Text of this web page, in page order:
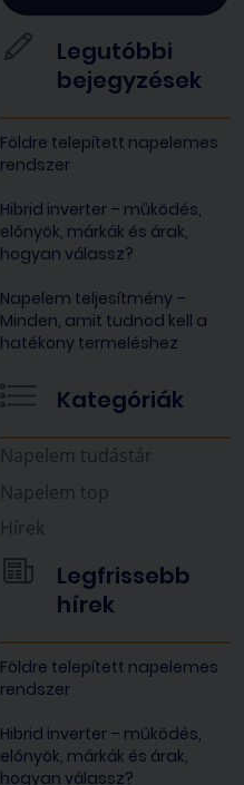
Legutóbbi
bejegyzések
Földre telepített napelemes
rendszer
Hibrid inverter – működés,
előnyök, márkák és árak,
hogyan válassz?
Napelem teljesítmény –
Minden, amit tudnod kell a
hatékony termeléshez
Kategóriák
Napelem tudástár
Napelem top
Hírek
Legfrissebb
hírek
Földre telepített napelemes
rendszer
Hibrid inverter – működés,
előnyök, márkák és árak,
hogyan válassz?